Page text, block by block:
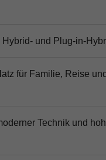
und Plug-in-
für Familie, Reise
Technik und